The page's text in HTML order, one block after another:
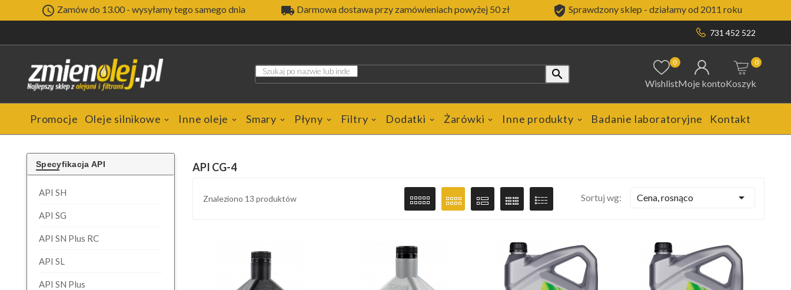
 Zamów do 13.00 - wysyłamy tego samego dnia  Darmowa dostawa przy zamówieniach powyżej 50 zł  Sprawdzony sklep - działamy od 2011 roku
731 452 522

0
WishlistMoje kontoKoszyk
0
Promocje Oleje silnikowe Inne oleje Smary Płyny Filtry Dodatki Żarówki Inne produkty Badanie laboratoryjne Kontakt
Specyfikacja API
API SH
API SG
API SN Plus RC
API SL
API SN Plus
API CG-4
Znaleziono 13 produktów Sortuj wg: Cena, rosnąco 